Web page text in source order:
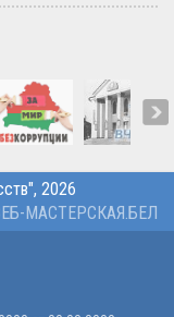
, 2026
МАСТЕРСКАЯ.БЕЛ